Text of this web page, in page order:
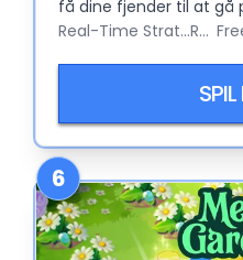
få dine fjender til at gå
Real-Time Strategy RPG
6